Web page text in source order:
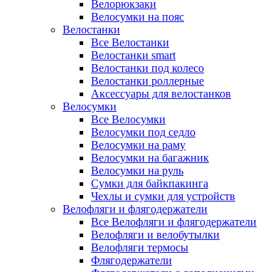
Велорюкзаки
Велосумки на пояс
Велостанки
Все Велостанки
Велостанки smart
Велостанки под колесо
Велостанки роллерные
Аксессуары для велостанков
Велосумки
Все Велосумки
Велосумки под седло
Велосумки на раму
Велосумки на багажник
Велосумки на руль
Сумки для байкпакинга
Чехлы и сумки для устройств
Велофляги и флягодержатели
Все Велофляги и флягодержатели
Велофляги и велобутылки
Велофляги термосы
Флягодержатели